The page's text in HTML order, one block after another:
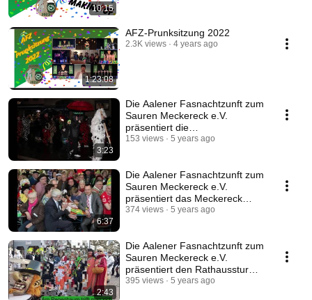
10:15
1:23:08
AFZ-Prunksitzung 2022
2.3K views 4 years ago
3:23
Die Aalener Fasnachtzunft zum
Sauren Meckereck e.V.
präsentiert die
Fasnachtsverbrennung 2021
153 views 5 years ago
6:37
Die Aalener Fasnachtzunft zum
Sauren Meckereck e.V.
präsentiert das Meckereck
2021
374 views 5 years ago
2:43
Die Aalener Fasnachtzunft zum
Sauren Meckereck e.V.
präsentiert den Rathaussturm
2021
395 views 5 years ago